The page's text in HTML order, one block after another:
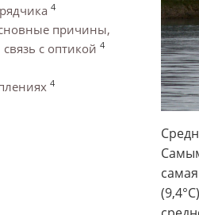
4
причины,
с оптикой 4
4